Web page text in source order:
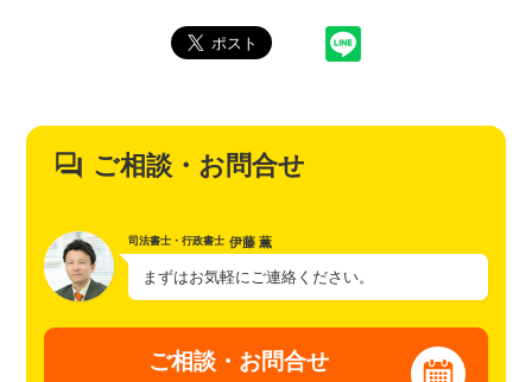
ご相談・お問合せ
司法書士・行政書士 伊藤 薫
まずはお気軽にご連絡ください。
ご相談・お問合せ